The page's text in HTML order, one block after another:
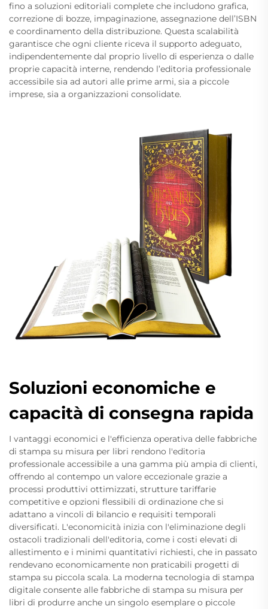
fino a soluzioni editoriali complete che includono grafica,
correzione di bozze, impaginazione, assegnazione dell’ISBN
e coordinamento della distribuzione. Questa scalabilità
garantisce che ogni cliente riceva il supporto adeguato,
indipendentemente dal proprio livello di esperienza o dalle
proprie capacità interne, rendendo l’editoria professionale
accessibile sia ad autori alle prime armi, sia a piccole
imprese, sia a organizzazioni consolidate.
Soluzioni economiche e
capacità di consegna rapida
I vantaggi economici e l'efficienza operativa delle fabbriche
di stampa su misura per libri rendono l'editoria
professionale accessibile a una gamma più ampia di clienti,
offrendo al contempo un valore eccezionale grazie a
processi produttivi ottimizzati, strutture tariffarie
competitive e opzioni flessibili di ordinazione che si
adattano a vincoli di bilancio e requisiti temporali
diversificati. L'economicità inizia con l'eliminazione degli
ostacoli tradizionali dell'editoria, come i costi elevati di
allestimento e i minimi quantitativi richiesti, che in passato
rendevano economicamente non praticabili progetti di
stampa su piccola scala. La moderna tecnologia di stampa
digitale consente alle fabbriche di stampa su misura per
libri di produrre anche un singolo esemplare o piccole